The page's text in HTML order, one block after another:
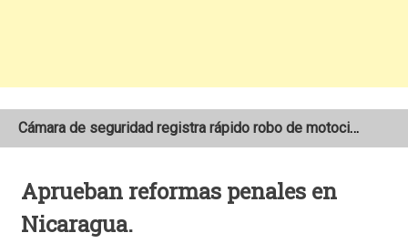
Cámara de seguridad registra rápido robo de motocicleta en el barrio Santo Domingo de Estelí
Aprueban reformas penales en
Nicaragua.